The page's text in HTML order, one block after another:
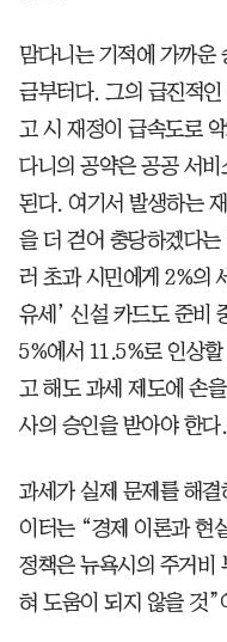
맘다니는 기적에 가까운
금부터다. 그의 급진적
고 시 재정이 급속도로
다니의 공약은 공공 서
된다. 여기서 발생하는
을 더 걷어 충당하겠다
러 초과 시민에게 2%의
유세’ 신설 카드도 준비
5%에서 11.5%로 인상
고 해도 과세 제도에 손
사의 승인을 받아야 한다.
과세가 실제 문제를 해
이터는 “경제 이론과 현
정책은 뉴욕시의 주거비
혀 도움이 되지 않을 것”